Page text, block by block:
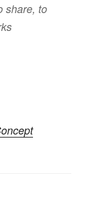
share, to